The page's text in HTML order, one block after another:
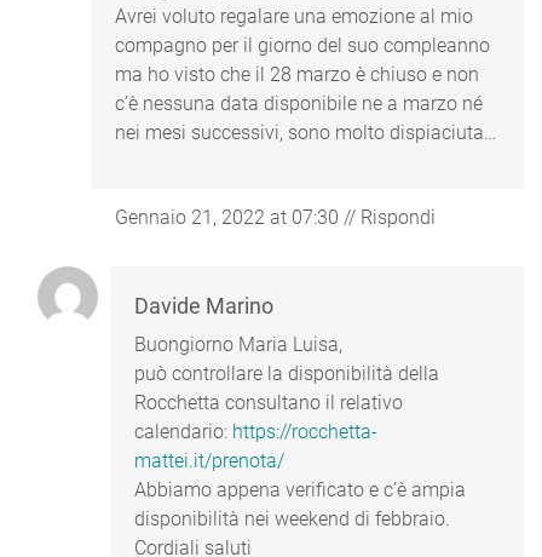
Avrei voluto regalare una emozione al mio
compagno per il giorno del suo compleanno
ma ho visto che il 28 marzo è chiuso e non
c’è nessuna data disponibile ne a marzo né
nei mesi successivi, sono molto dispiaciuta…
Gennaio 21, 2022 at 07:30 // Rispondi
Davide Marino
Buongiorno Maria Luisa,
può controllare la disponibilità della
Rocchetta consultano il relativo
calendario: https://rocchetta-
mattei.it/prenota/
Abbiamo appena verificato e c’è ampia
disponibilità nei weekend di febbraio.
Cordiali saluti